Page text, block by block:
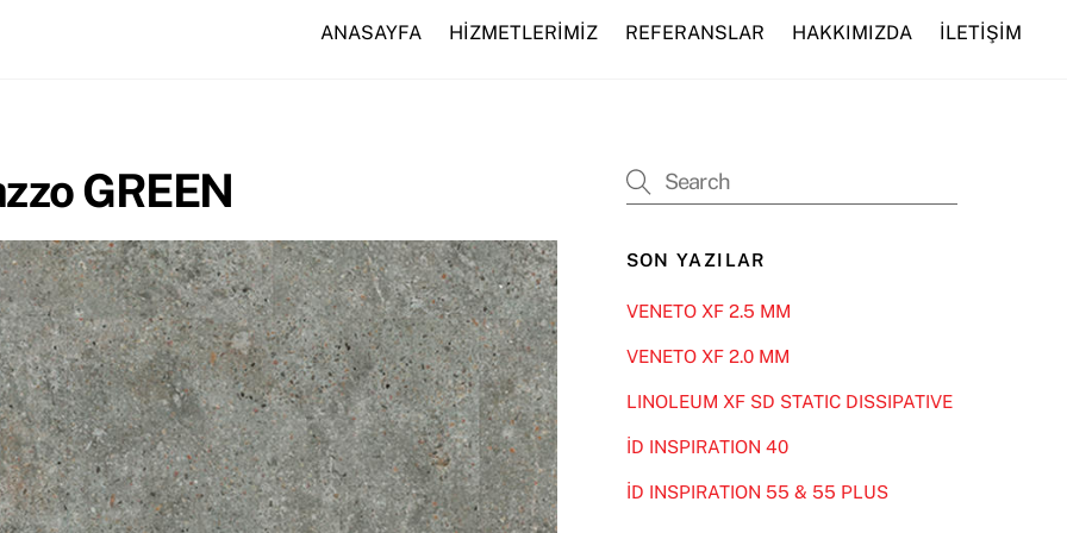
ANASAYFA HİZMETLERİMİZ REFERANSLAR HAKKIMIZDA İLETİŞİM
GREEN
SON YAZILAR
VENETO XF 2.5 MM
VENETO XF 2.0 MM
LINOLEUM XF SD STATIC DISSIPATIVE
İD INSPIRATION 40
İD INSPIRATION 55 & 55 PLUS